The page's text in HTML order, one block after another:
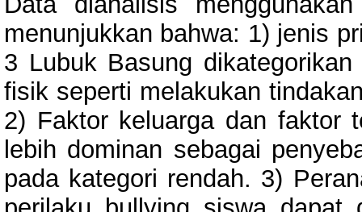
menunjukkan bahwa: 1) jenis
3 Lubuk Basung
fisik seperti melakukan
2) Faktor keluarga dan faktor
lebih dominan sebagai
pada kategori rendah. 3)